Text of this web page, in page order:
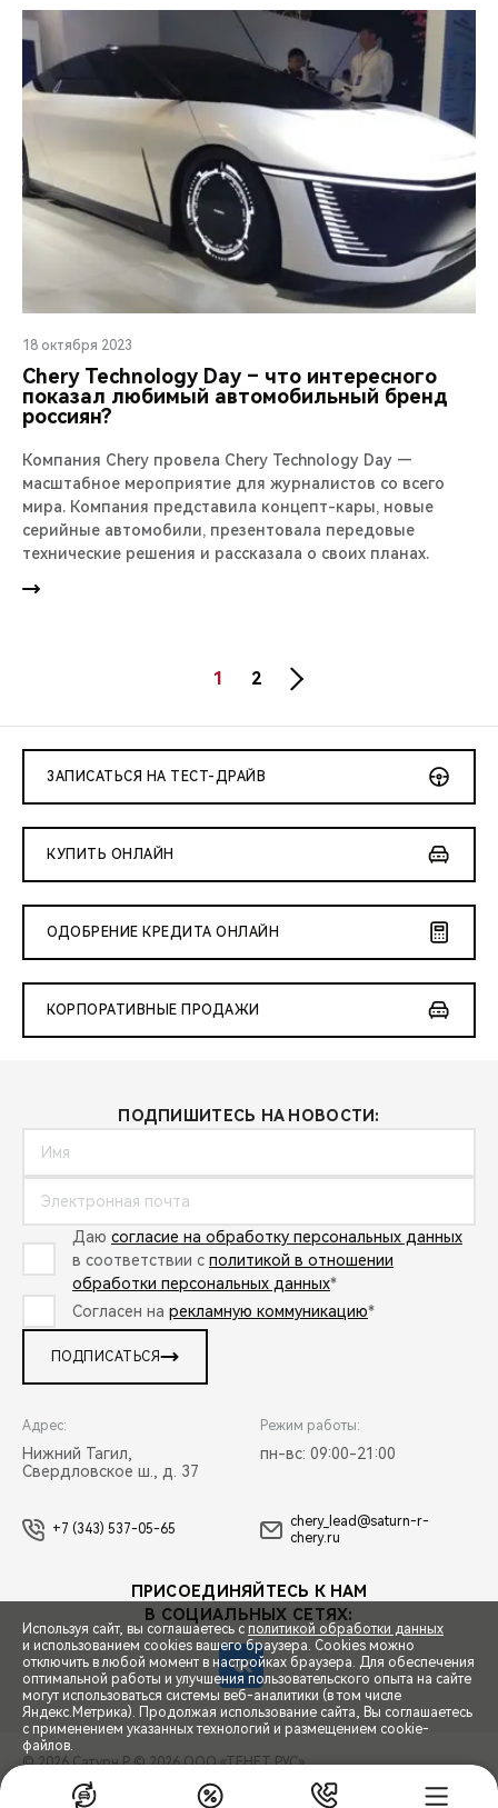
СПЕЦПРЕДЛОЖЕНИЯ
ЗАПИСЬ НА ТЕСТ-ДРАЙВ
18 октября 2023
Chery Technology Day – что интересного
показал любимый автомобильный бренд
россиян?
Компания Chery провела Chery Technology Day —
масштабное мероприятие для журналистов со всего
мира. Компания представила концепт-кары, новые
серийные автомобили, презентовала передовые
технические решения и рассказала о своих планах.
1 2
ЗАПИСАТЬСЯ НА ТЕСТ-ДРАЙВ
КУПИТЬ ОНЛАЙН
ОДОБРЕНИЕ КРЕДИТА ОНЛАЙН
КОРПОРАТИВНЫЕ ПРОДАЖИ
ПОДПИШИТЕСЬ НА НОВОСТИ:
Даю согласие на обработку персональных данных
в соответствии с политикой в отношении
обработки персональных данных*
Согласен на рекламную коммуникацию*
ПОДПИСАТЬСЯ
Адрес:
Нижний Тагил,
Свердловское ш., д. 37
Режим работы:
пн-вс: 09:00-21:00
+7 (343) 537-05-65
chery_lead@saturn-r-
chery.ru
ПРИСОЕДИНЯЙТЕСЬ К НАМ
В СОЦИАЛЬНЫХ СЕТЯХ:
© 2026 Сатурн Р © 2026 ООО «ТЕНЕТ РУС»
ПРАВОВАЯ ИНФОРМАЦИЯ КОНТАКТЫ КЛИЕНТСКАЯ ПОДДЕРЖКА
Используя сайт, вы соглашаетесь с политикой обработки данных
и использованием cookies вашего браузера. Cookies можно
отключить в любой момент в настройках браузера. Для обеспечения
оптимальной работы и улучшения пользовательского опыта на сайте
могут использоваться системы веб-аналитики (в том числе
Яндекс.Метрика). Продолжая использование сайта, Вы соглашаетесь
с применением указанных технологий и размещением cookie-
файлов.
ПРИНЯТЬ